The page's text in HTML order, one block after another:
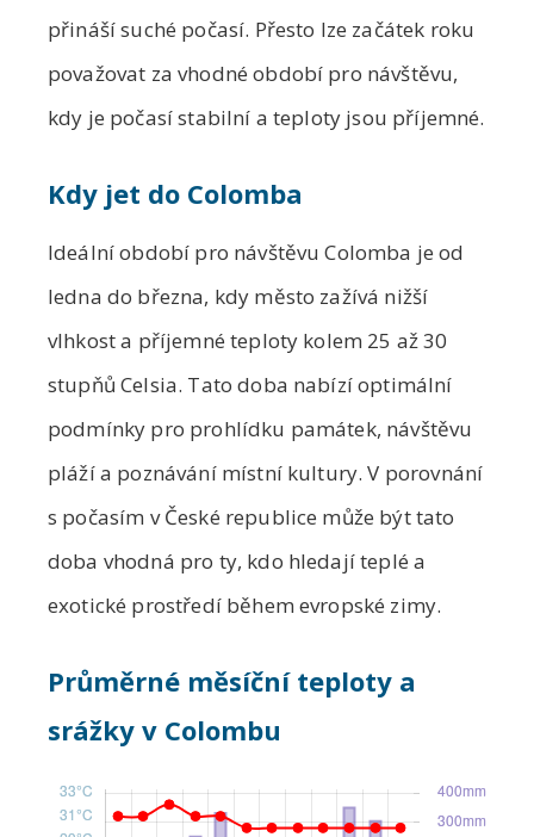
přináší suché počasí. Přesto lze začátek roku
považovat za vhodné období pro návštěvu,
kdy je počasí stabilní a teploty jsou příjemné.
Kdy jet do Colomba
Ideální období pro návštěvu Colomba je od
ledna do března, kdy město zažívá nižší
vlhkost a příjemné teploty kolem 25 až 30
stupňů Celsia. Tato doba nabízí optimální
podmínky pro prohlídku památek, návštěvu
pláží a poznávání místní kultury. V porovnání
s počasím v České republice může být tato
doba vhodná pro ty, kdo hledají teplé a
exotické prostředí během evropské zimy.
Průměrné měsíční teploty a
srážky v Colombu